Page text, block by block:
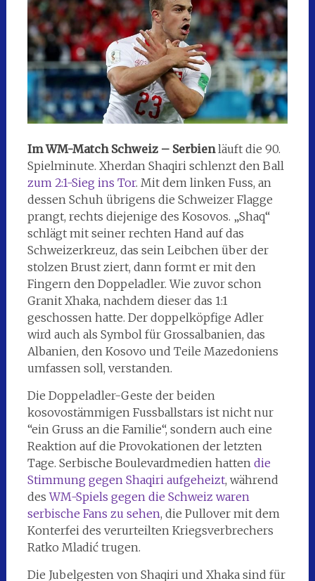
Im WM-Match Schweiz – Serbienläuft die 90.
Spielminute. Xherdan Shaqiri schlenzt den Ball
zum 2:1-Sieg ins Tor. Mit dem linken Fuss, an
dessen Schuh übrigens die Schweizer Flagge
prangt, rechts diejenige des Kosovos. „Shaq“
schlägt mit seiner rechten Hand auf das
Schweizerkreuz, das sein Leibchen über der
stolzen Brust ziert, dann formt er mit den
Fingern den Doppeladler. Wie zuvor schon
Granit Xhaka, nachdem dieser das 1:1
geschossen hatte. Der doppelköpfige Adler
wird auch als Symbol für Grossalbanien, das
Albanien, den Kosovo und Teile Mazedoniens
umfassen soll, verstanden.
Die Doppeladler-Geste der beiden
kosovostämmigen Fussballstars ist nicht nur
“ein Gruss an die Familie“, sondern auch eine
Reaktion auf die Provokationen der letzten
Tage. Serbische Boulevardmedien hatten die
Stimmung gegen Shaqiri aufgeheizt, während
desWM-Spiels gegen die Schweiz waren
serbische Fans zu sehen, die Pullover mit dem
Konterfei des verurteilten Kriegsverbrechers
Ratko Mladić trugen.
Die Jubelgesten von Shaqiri und Xhaka sind für